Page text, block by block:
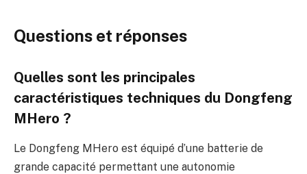
Questions et réponses
Quelles sont les principales
caractéristiques techniques du Dongfeng
MHero ?
Le Dongfeng MHero est équipé d’une batterie de
grande capacité permettant une autonomie